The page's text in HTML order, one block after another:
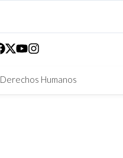
Derechos Humanos